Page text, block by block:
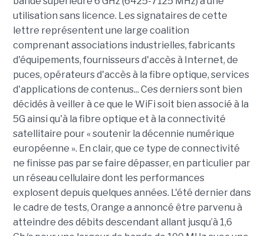
utilisation sans licence. Les signataires de cette
lettre représentent une large coalition
comprenant associations industrielles, fabricants
d'équipements, fournisseurs d'accès à Internet, de
puces, opérateurs d'accès à la fibre optique, services
d'applications de contenus... Ces derniers sont bien
décidés à veiller à ce que le WiFi soit bien associé à la
5G ainsi qu'à la fibre optique et à la connectivité
satellitaire pour « soutenir la décennie numérique
européenne ». En clair, que ce type de connectivité
ne finisse pas par se faire dépasser, en particulier par
un réseau cellulaire dont les performances
explosent depuis quelques années. L'été dernier dans
le cadre de tests, Orange a annoncé être parvenu à
atteindre des débits descendant allant jusqu’à 1,6